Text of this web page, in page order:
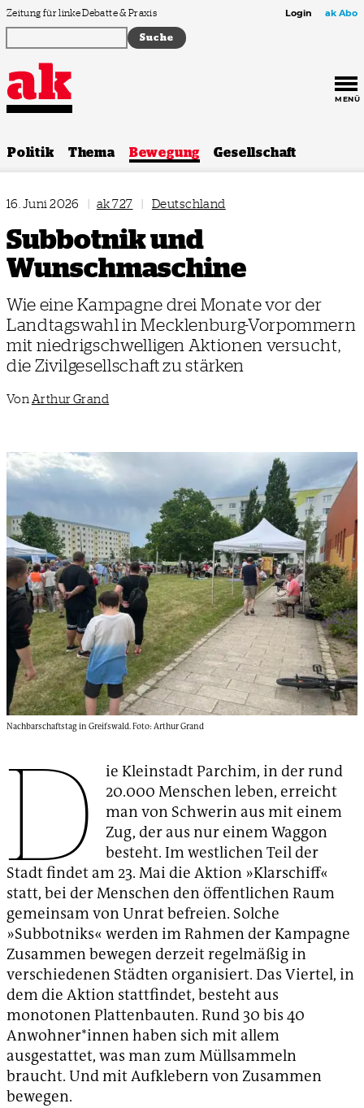
Zum Inhalt springen
Zeitung für linke Debatte & Praxis Login ak Abo
MENÜ
Politik Thema Bewegung Gesellschaft
16. Juni 2026 | ak 727 | Deutschland
Subbotnik und
Wunschmaschine
Wie eine Kampagne drei Monate vor der
Landtagswahl in Mecklenburg-Vorpommern
mit niedrigschwelligen Aktionen versucht,
die Zivilgesellschaft zu stärken
Von Arthur Grand
Nachbarschaftstag in Greifswald. Foto: Arthur Grand
D
ie Kleinstadt Parchim, in der rund
20.000 Menschen leben, erreicht
man von Schwerin aus mit einem
Zug, der aus nur einem Waggon
besteht. Im westlichen Teil der
Stadt findet am 23. Mai die Aktion »Klarschiff«
statt, bei der Menschen den öffentlichen Raum
gemeinsam von Unrat befreien. Solche
»Subbotniks« werden im Rahmen der Kampagne
Zusammen bewegen derzeit regelmäßig in
verschiedenen Städten organisiert. Das Viertel, in
dem die Aktion stattfindet, besteht aus
monotonen Plattenbauten. Rund 30 bis 40
Anwohner*innen haben sich mit allem
ausgestattet, was man zum Müllsammeln
braucht. Und mit Aufklebern von Zusammen
bewegen.